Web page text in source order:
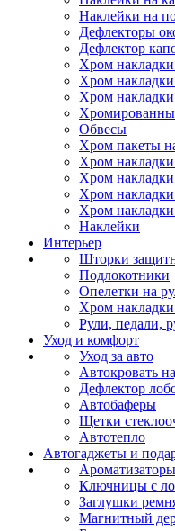
Наклейки на
Дефлекторы
Дефлектор
Хром
Хром
Хром накладки
Обвесы
Хром пакеты
Хром
Хром
Хром накладки
Хром
Наклейки
Интерьер
Шторки
Подлокотники
Опелетки на
Хром
Рули, педали,
Уход и комфорт
Уход за авто
Автокровать
Дефлектор
Автобаферы
Щетки
Автотепло
Автогаджеты и
Ключницы с
Заглушки
Магнитный